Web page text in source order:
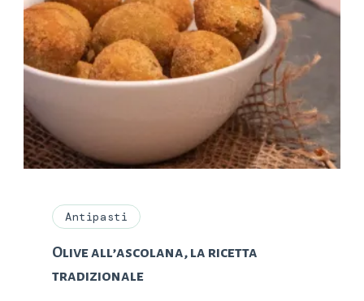
Antipasti
Olive all’ascolana, la ricetta
tradizionale